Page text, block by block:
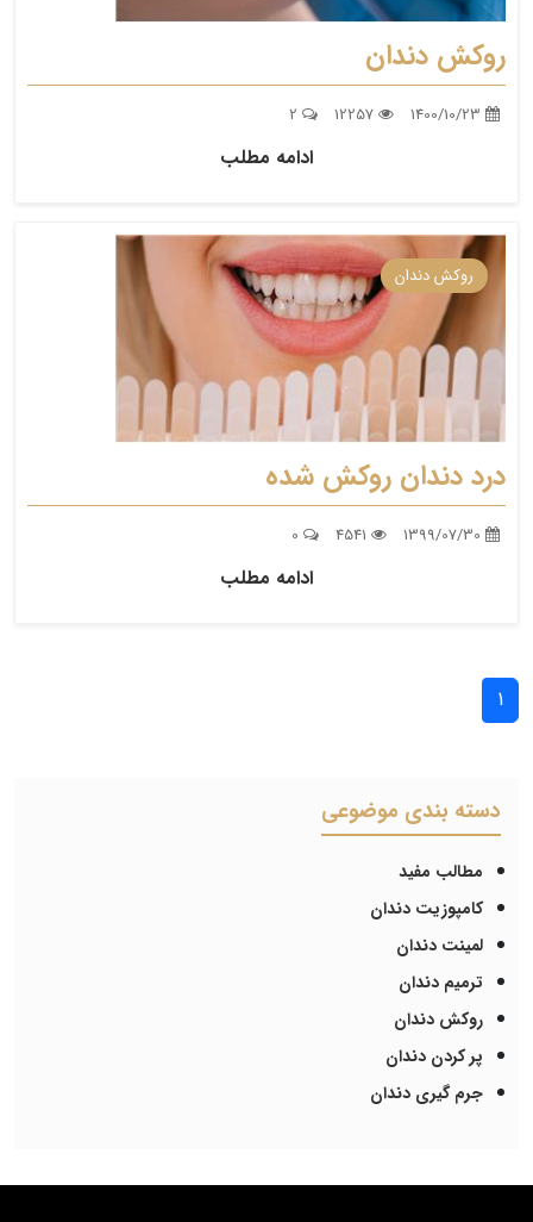
روکش دندان
ادامه مطلب
روکش دندان
درد دندان روکش شده
ادامه مطلب
1
دسته بندی موضوعی
مطالب مفید
کامپوزیت دندان
لمینت دندان
ترمیم دندان
روکش دندان
پر کردن دندان
جرم گیری دندان